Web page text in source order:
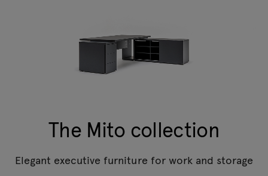
The Mito collection
Elegant executive furniture for work and storage